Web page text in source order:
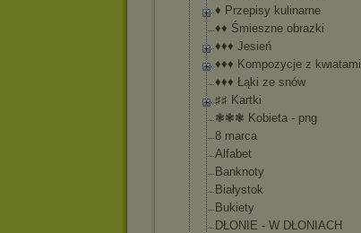
♦ Przepisy kulinarne
♦♦ Śmieszne obrazki
♦♦♦ Jesień
♦♦♦ Kompozycje z kwiatami
♦♦♦ Łąki ze snów
♯♯ Kartki
❃❃❃ Kobieta - png
8 marca
Alfabet
Banknoty
Białystok
Bukiety
DŁONIE - W DŁONIACH